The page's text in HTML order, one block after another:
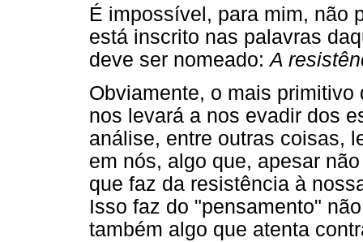
É impossível, para mim, não
está inscrito nas palavras
deve ser nomeado:A
Obviamente, o mais
nos levará a nos evadir dos
análise, entre outras coisas,
em nós, algo que, apesar
que faz da resistência à
Isso faz do "pensamento"
também algo que atenta